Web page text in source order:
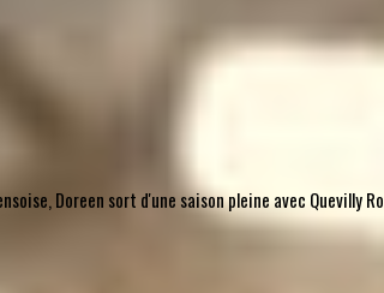
Doreen sort d'une saison pleine avec Quevilly